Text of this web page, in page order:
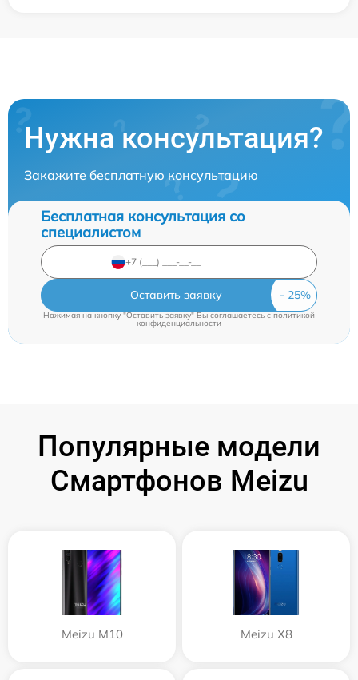
Нужна консультация?
Закажите бесплатную консультацию
Бесплатная консультация со
специалистом
Оставить заявку
Нажимая на кнопку "Оставить заявку" Вы соглашаетесь cполитикой
конфиденциальности
Популярные модели
Смартфонов Meizu
Meizu M10 Meizu X8